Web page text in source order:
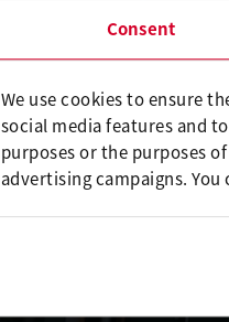
Consent
We use cookies to ensure
social media features and
purposes or the purposes
advertising campaigns. You